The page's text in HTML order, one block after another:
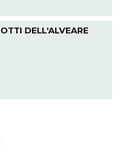
DELL'ALVEARE